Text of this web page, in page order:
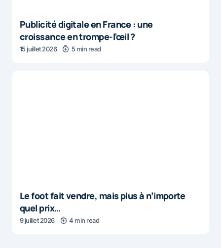
Publicité digitale en France : une
croissance en trompe-l’œil ?
15 juillet 2026 5 min read
Le foot fait vendre, mais plus à n’importe
quel prix…
9 juillet 2026 4 min read